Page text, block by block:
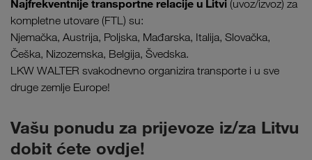
Najfrekventnije transportne relacije u Litvi (uvoz/izvoz) za
kompletne utovare (FTL) su:
Njemačka, Austrija, Poljska, Mađarska, Italija, Slovačka,
Češka, Nizozemska, Belgija, Švedska.
LKW WALTER svakodnevno organizira transporte i u sve
druge zemlje Europe!
Vašu ponudu za prijevoze iz/za Litvu
dobit ćete ovdje!